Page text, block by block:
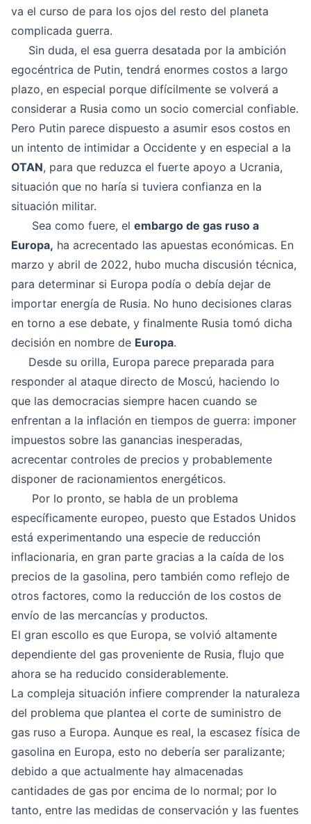
va el curso de para los ojos del resto del planeta
complicada guerra.
Sin duda, el esa guerra desatada por la ambición
egocéntrica de Putin, tendrá enormes costos a largo
plazo, en especial porque difícilmente se volverá a
considerar a Rusia como un socio comercial confiable.
Pero Putin parece dispuesto a asumir esos costos en
un intento de intimidar a Occidente y en especial a la
OTAN, para que reduzca el fuerte apoyo a Ucrania,
situación que no haría si tuviera confianza en la
situación militar.
Sea como fuere, el embargo de gas ruso a
Europa, ha acrecentado las apuestas económicas. En
marzo y abril de 2022, hubo mucha discusión técnica,
para determinar si Europa podía o debía dejar de
importar energía de Rusia. No huno decisiones claras
en torno a ese debate, y finalmente Rusia tomó dicha
decisión en nombre de Europa.
Desde su orilla, Europa parece preparada para
responder al ataque directo de Moscú, haciendo lo
que las democracias siempre hacen cuando se
enfrentan a la inflación en tiempos de guerra: imponer
impuestos sobre las ganancias inesperadas,
acrecentar controles de precios y probablemente
disponer de racionamientos energéticos.
Por lo pronto, se habla de un problema
específicamente europeo, puesto que Estados Unidos
está experimentando una especie de reducción
inflacionaria, en gran parte gracias a la caída de los
precios de la gasolina, pero también como reflejo de
otros factores, como la reducción de los costos de
envío de las mercancías y productos.
El gran escollo es que Europa, se volvió altamente
dependiente del gas proveniente de Rusia, flujo que
ahora se ha reducido considerablemente.
La compleja situación infiere comprender la naturaleza
del problema que plantea el corte de suministro de
gas ruso a Europa. Aunque es real, la escasez física de
gasolina en Europa, esto no debería ser paralizante;
debido a que actualmente hay almacenadas
cantidades de gas por encima de lo normal; por lo
tanto, entre las medidas de conservación y las fuentes